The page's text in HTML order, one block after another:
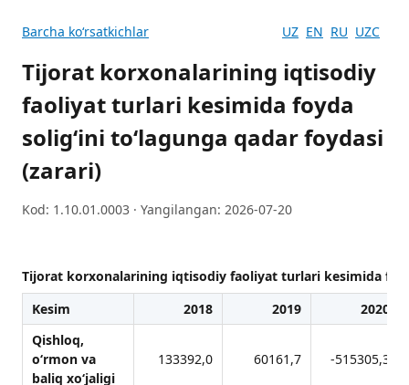
Barcha koʻrsatkichlar UZ EN RU UZC
Tijorat korxonalarining iqtisodiy
faoliyat turlari kesimida foyda
solig‘ini to‘lagunga qadar foydasi
(zarari)
Kod: 1.10.01.0003 · Yangilangan: 2026-07-20
Tijorat korxonalarining iqtisodiy faoliyat turlari kesimida
Kesim
2018 2019
2020
Qishloq,
o‘rmon vа
bаliq xo‘jаligi
133392,0 60161,7 -515305,3